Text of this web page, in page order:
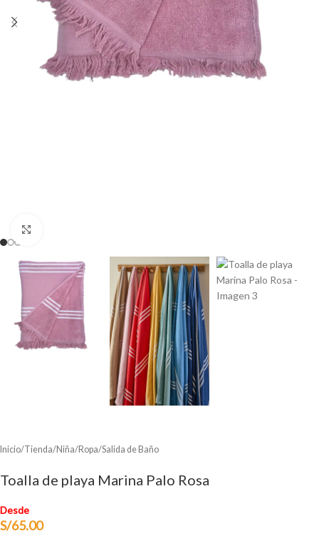
Inicio/Tienda/Niña/Ropa/Salida de Baño
Toalla de playa Marina Palo Rosa
Desde
S/65.00